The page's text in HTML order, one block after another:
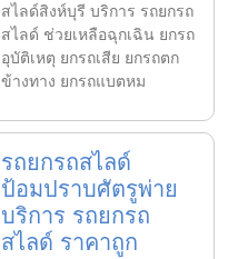
สไลด์สิงห์บุรี บริการ รถยกรถ
สไลด์ ช่วยเหลือฉุกเฉิน ยกรถ
อุบัติเหตุ ยกรถเสีย ยกรถตก
ข้างทาง ยกรถแบตหม
รถยกรถสไลด์
ป้อมปราบศัตรูพ่าย
บริการ รถยกรถ
สไลด์ ราคาถูก